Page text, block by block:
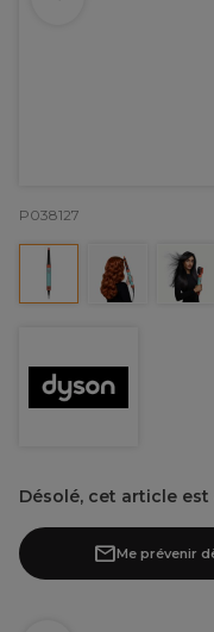
P038127
Désolé, cet article
Me prévenir